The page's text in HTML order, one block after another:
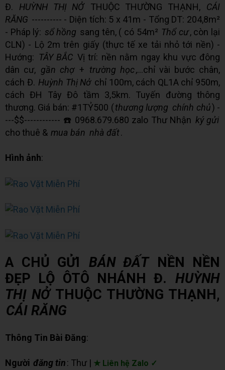
Đ.
HUỲNH THỊ NỞ THUỘC THƯỜNG THẠNH,
CÁI
RĂNG ---------- - Diện tích: 5 x 41m - Tổng DT: 204,8m²
- Pháp lý: sổ hồng sang tên, ( có 54m² Thổ cư, còn lại
CLN) - Lộ 2m trên giấy (thực tế xe tải nhỏ tới nền) -
Hướng:
TÂY BẮC Vị trí: nền nằm ngay khu vực đông
dân cư, gần chợ + trường học,...chỉ vài bước chân,
cách Đ. Huỳnh Thị Nở chỉ 100m, cách QL1A chỉ 950m,
cách ĐH Tây Đô tầm 3,5km. Tuyến đường thông
thương. Giá bán: #1TỶ500 (thương lượng chính chủ) -
---$$------------ ☎️ 0968.679.680 zalo Thư Nhận ký gửi
cho thuê & mua bán nhà đất.
Hình ảnh:
A CHỦ GỬI BÁN ĐẤTNỀN NỀN
ĐẸP LỘ ÔTÔ NHÁNH Đ. HUỲNH
THỊ NỞTHUỘC THƯỜNG THẠNH,
CÁI RĂNG
Thông Tin Bài Đăng:
Người đăng tin: Thư | ★ Liên hệ Zalo ✓